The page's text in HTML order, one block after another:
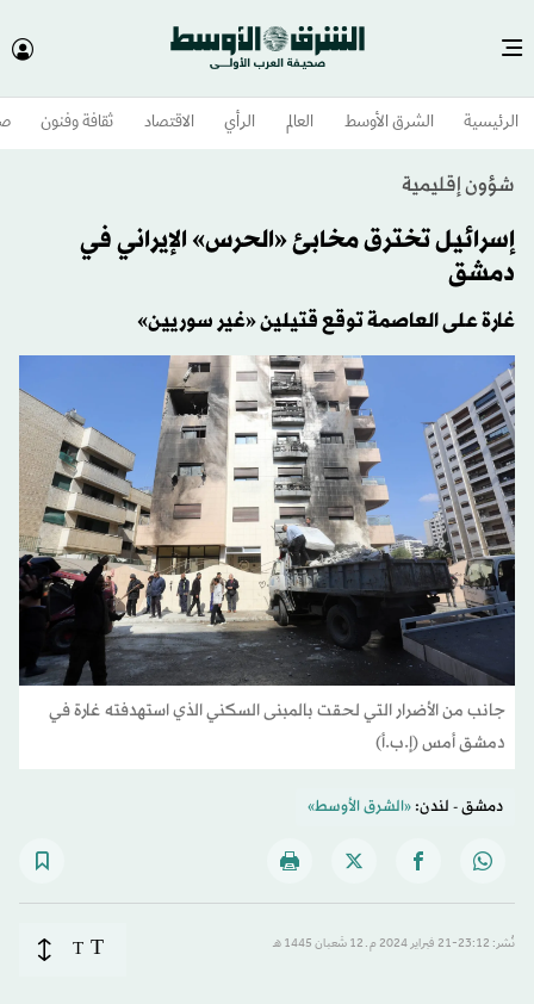
الرئيسية الشرق الأوسط​ العالم الرأي الاقتصاد ثقافة وفنون
شؤون إقليمية
إسرائيل تخترق مخابئ «الحرس» الإيراني في
دمشق
غارة على العاصمة توقع قتيلين «غير سوريين»
جانب من الأضرار التي لحقت بالمبنى السكني الذي استهدفته غارة في
دمشق أمس (إ.ب.أ)
دمشق - لندن:«الشرق الأوسط»
نُشر: 23:12-21 فبراير 2024 م ـ 12 شَعبان 1445 هـ T
T